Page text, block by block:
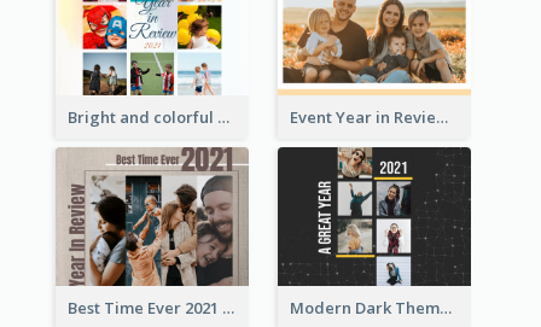
Bright and colorful Year in Review Photo Book Event Year in Review Photo Book
Best Time Ever 2021 Year in Review Photo Book Modern Dark Theme Year in Review Photo Book